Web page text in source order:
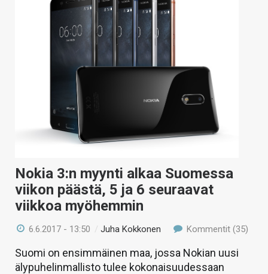
Nokia 3:n myynti alkaa Suomessa
viikon päästä, 5 ja 6 seuraavat
viikkoa myöhemmin
6.6.2017 - 13:50 /Juha Kokkonen Kommentit (35)
Suomi on ensimmäinen maa, jossa Nokian uusi
älypuhelinmallisto tulee kokonaisuudessaan